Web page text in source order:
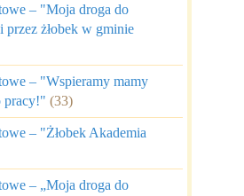
– "Moja droga do
przez żłobek w gminie
– "Wspieramy mamy
pracy!" (33)
– "Żłobek Akademia
– „Moja droga do